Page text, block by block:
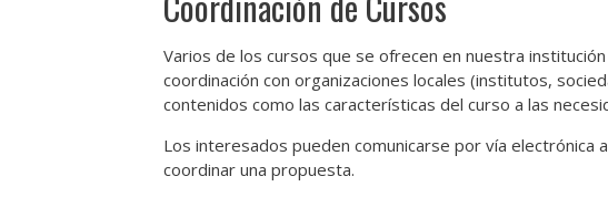
Varios de los cursos que se ofrecen en nuestra
coordinación con organizaciones locales (institutos,
contenidos como las características del curso a las
Los interesados pueden comunicarse por vía
coordinar una propuesta.